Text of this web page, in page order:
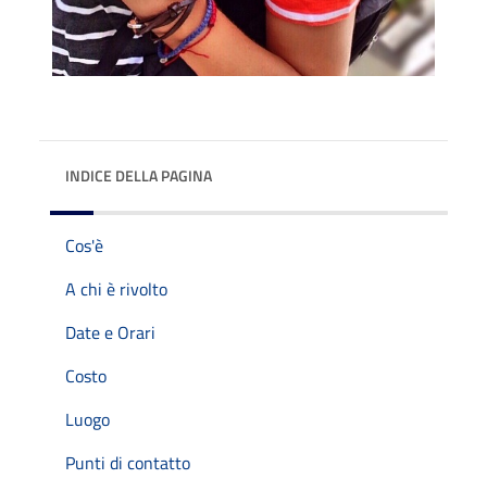
INDICE DELLA PAGINA
Cos'è
A chi è rivolto
Date e Orari
Costo
Luogo
Punti di contatto